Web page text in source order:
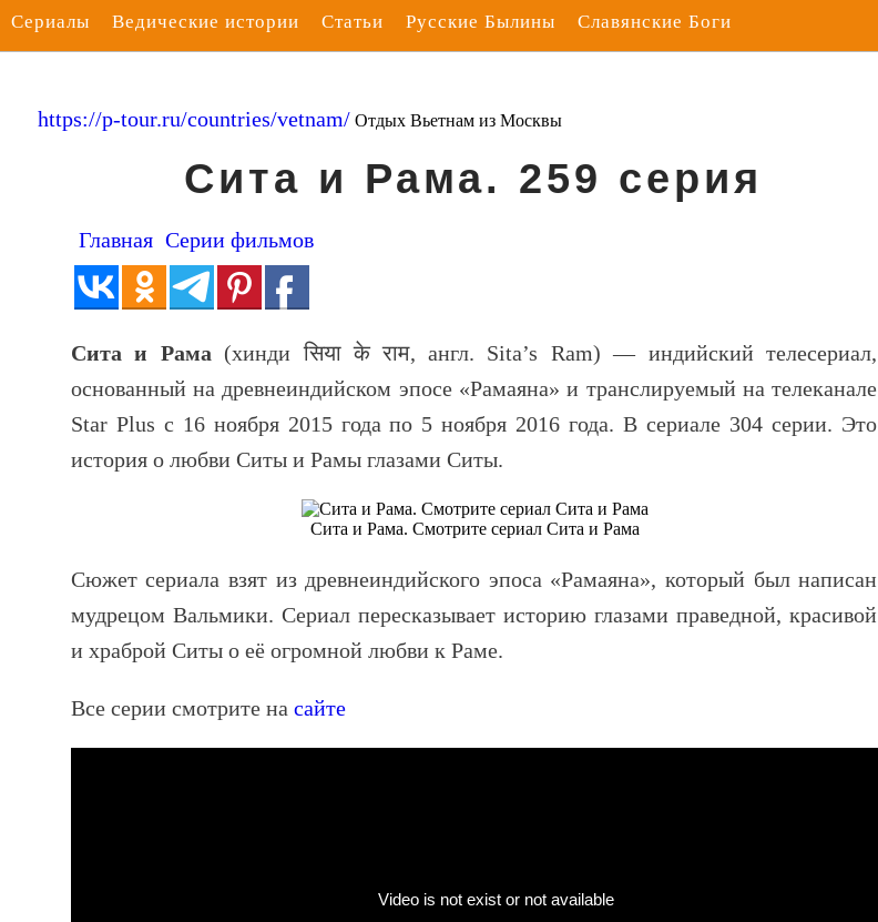
Сериалы Ведические истории Статьи Русские Былины Славянские Боги
https://p-tour.ru/countries/vetnam/ Отдых Вьетнам из Москвы
Сита и Рама. 259 серия
Главная Серии фильмов
Сита и Рама (хиндиसिया के राम, англ. Sita’s Ram) — индийский телесериал,
основанный на древнеиндийском эпосе «Рамаяна» и транслируемый на телеканале
Star Plus с 16 ноября 2015 года по 5 ноября 2016 года. В сериале 304 серии. Это
история о любви Ситы и Рамы глазами Ситы.
Сита и Рама. Смотрите сериал Сита и Рама
Сюжет сериала взят из древнеиндийского эпоса «Рамаяна», который был написан
мудрецом Вальмики. Сериал пересказывает историю глазами праведной, красивой
и храброй Ситы о её огромной любви к Раме.
Все серии смотрите на сайте